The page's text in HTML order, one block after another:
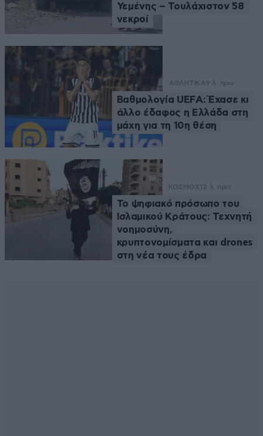
Υεμένης – Τουλάχιστον 58
νεκροί
ΑΘΛΗΤΙΚΑ9 λ. πριν
Βαθμολογία UEFA: Έχασε κι
άλλο έδαφος η Ελλάδα στη
μάχη για τη 10η θέση
ΚΟΣΜΟΣ 12 λ. πριν
Το ψηφιακό πρόσωπο του
Ισλαμικού Κράτους: Τεχνητή
νοημοσύνη,
κρυπτονομίσματα και drones
στη νέα τους έδρα